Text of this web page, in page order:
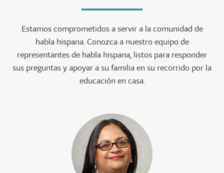
Estamos comprometidos a servir a la comunidad de
habla hispana. Conozca a nuestro equipo de
representantes de habla hispana, listos para responder
sus preguntas y apoyar a su familia en su recorrido por la
educación en casa.